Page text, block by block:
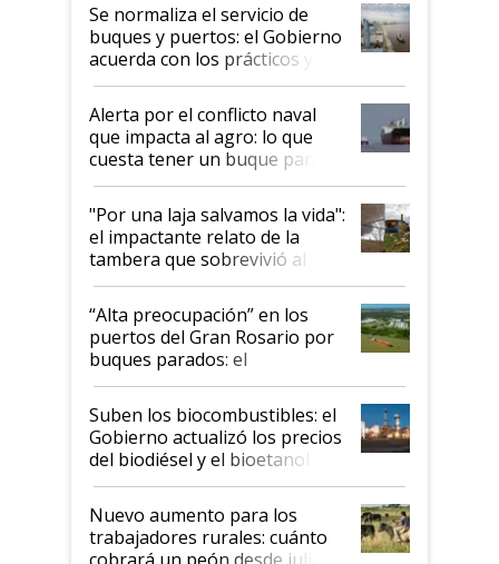
Se normaliza el servicio de
buques y puertos: el Gobierno
acuerda con los prácticos y
suspende el decreto de
desregulación
Alerta por el conflicto naval
que impacta al agro: lo que
cuesta tener un buque parado
y el peligro de que Argentina
pase a ser "país sucio"
"Por una laja salvamos la vida":
el impactante relato de la
tambera que sobrevivió al
tornado
“Alta preocupación” en los
puertos del Gran Rosario por
buques parados: el
funcionamiento de las
exportadoras en tensión tras
la medida de fuerza de los
prácticos
Suben los biocombustibles: el
Gobierno actualizó los precios
del biodiésel y el bioetanol
Nuevo aumento para los
trabajadores rurales: cuánto
cobrará un peón desde julio